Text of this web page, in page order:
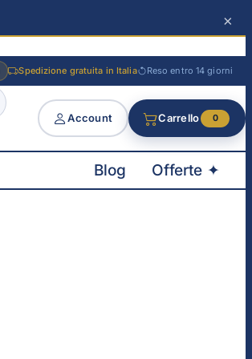
×
Spedizione gratuita in Italia Reso entro 14 giorni
Account Carrello 0
Blog Offerte ✦